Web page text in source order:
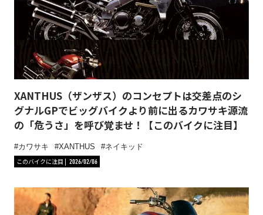
XANTHUS（ザンザス）のコンセプトは交差点のシ
グナルGPでビッグバイクより前に出るカワサキ源流
の「危うさ」を呼び覚ませ！【このバイクに注目】
カワサキ XANTHUS
ネイキッド
このバイクに注目
2026/02/06